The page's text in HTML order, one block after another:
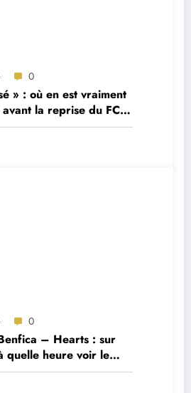
0
» : où en est vraiment
la reprise du FC
0
– Hearts : sur
quelle heure voir le